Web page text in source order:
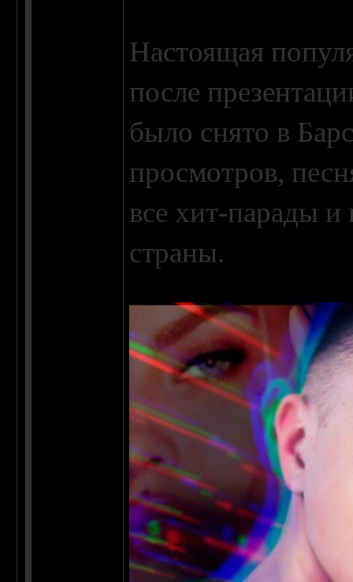
Настоящая
после
было снято в
просмотров,
все хит-парады
страны.